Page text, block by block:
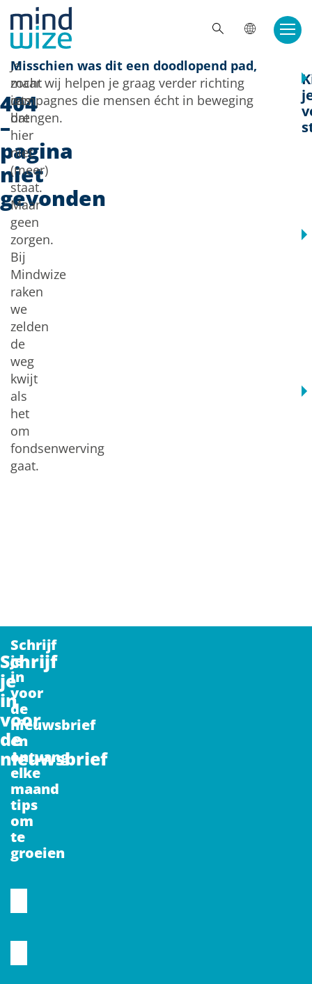
404
–
pagina
niet
gevonden
Je
zocht
iets
dat
hier
niet
(meer)
staat.
Maar
geen
zorgen.
Bij
Mindwize
raken
we
zelden
de
weg
kwijt
als
het
om
fondsenwerving
gaat.
Misschien was dit een doodlopend pad,
maar wij helpen je graag verder richting
campagnes die mensen écht in beweging
brengen.
Schrijf
je
in
voor
de
nieuwsbrief
Schrijf
je
in
voor
de
nieuwsbrief
en
ontvang
elke
maand
tips
om
te
groeien
CAPTCHA